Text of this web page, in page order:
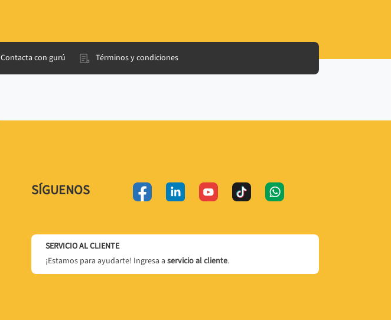
Contacta con gurú Términos y condiciones
SÍGUENOS
SERVICIO AL CLIENTE
¡Estamos para ayudarte! Ingresa a servicio al cliente.